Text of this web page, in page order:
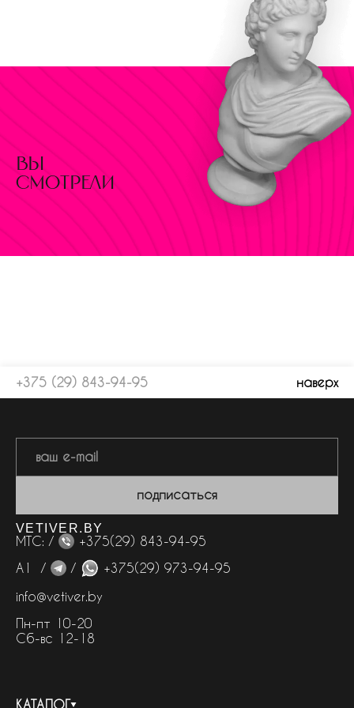
вы
смотрели
+375 (29) 843-94-95 наверх
подписаться
VETIVER.BY
МТС: /
+375(29) 843-94-95
А1 /
/
+375(29) 973-94-95
info@vetiver.by
Пн-пт 10-20
Сб-вс 12-18
КАТАЛОГ